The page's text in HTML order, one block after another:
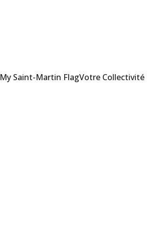
My Saint-Martin FlagVotre Collectivité